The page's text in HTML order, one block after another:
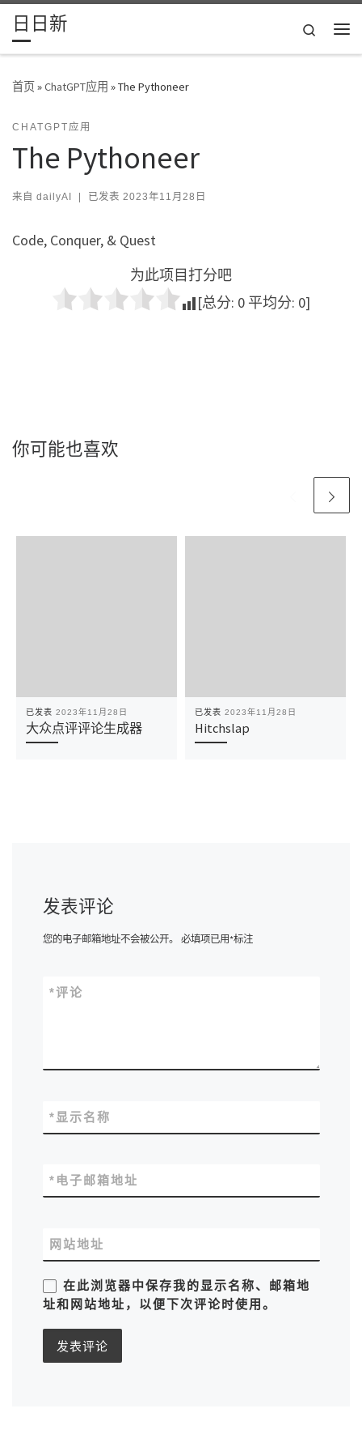
Skip to content
日日新
Search
首页»ChatGPT应用 »The Pythoneer
CHATGPT应用
The Pythoneer
来自 dailyAI | 已发表 2023年11月28日
Code, Conquer, & Quest
为此项目打分吧
[总分: 0 平均分: 0]
你可能也喜欢
已发表 2023年11月28日
大众点评评论生成器
已发表 2023年11月28日
Hitchslap
发表评论
您的电子邮箱地址不会被公开。 必填项已用*标注
评论
*
显示名称
*
电子邮箱地址
*
网站地址
在此浏览器中保存我的显示名称、邮箱地
址和网站地址，以便下次评论时使用。